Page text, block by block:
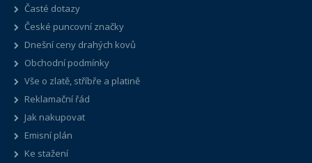
Časté dotazy
České puncovní značky
Dnešní ceny drahých kovů
Obchodní podmínky
Vše o zlatě, stříbře a platině
Reklamační řád
Jak nakupovat
Emisní plán
Ke stažení